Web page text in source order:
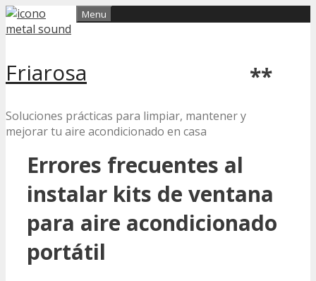
Skip
to
Friarosa
Soluciones prácticas para limpiar, mantener y
mejorar tu aire acondicionado en casa
Menu
**
Errores frecuentes al
instalar kits de ventana
para aire acondicionado
portátil